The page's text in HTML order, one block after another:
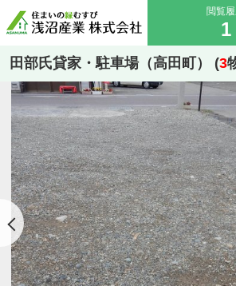
閲覧
1
田部氏貸家・駐車場（高田町） (3